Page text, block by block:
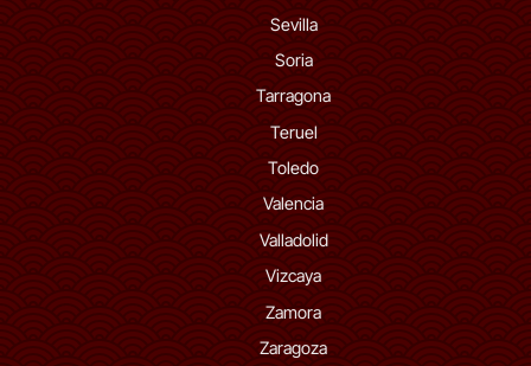
Sevilla
Soria
Tarragona
Teruel
Toledo
Valencia
Valladolid
Vizcaya
Zamora
Zaragoza